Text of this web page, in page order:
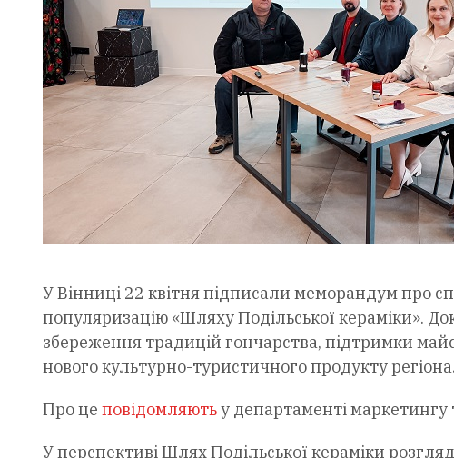
У Вінниці 22 квітня підписали меморандум про
популяризацію «Шляху Подільської кераміки».
збереження традицій гончарства, підтримки
нового культурно-туристичного продукту
Про це повідомляютьу департаменті маркетингу
У перспективі Шлях Подільської кераміки